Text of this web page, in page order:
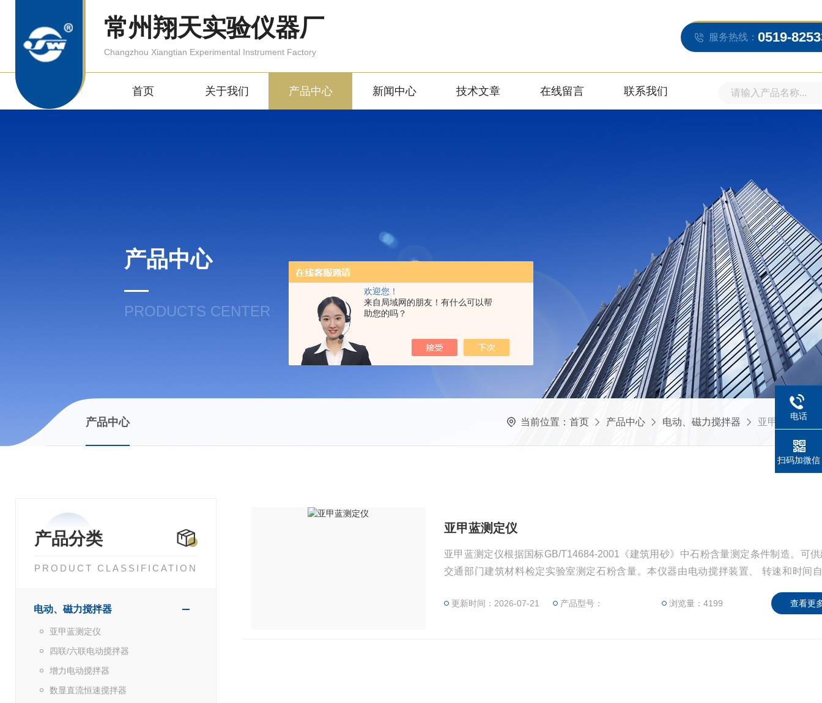
欢迎您！
来自局域网的朋友！有什么可以帮
助您的吗？
常州翔天实验仪器厂
Changzhou Xiangtian Experimental Instrument Factory
服务热线： 0519-
首页 关于我们 产品中心 新闻中心 技术文章 在线留言 联系我们
产品中心
PRODUCTS CENTER
产品中心 当前位置： 首页 产品中心 电动、磁力搅拌器 亚甲蓝测定仪
产品分类
PRODUCT CLASSIFICATION
电动、磁力搅拌器
亚甲蓝测定仪
四联/六联电动搅拌器
增力电动搅拌器
数显直流恒速搅拌器
亚甲蓝测定仪
亚甲蓝测定仪根据国标GB/T14684-2001《建筑用砂》中石粉含量测定条件制造。可
交通部门建筑材料检定实验室测定石粉含量。本仪器由电动搅拌装置、 转速和时间
实现规定的操作步骤，并数字显示时间和转速。
更新时间：2026-07-21 产品型号： 浏览量：4199 查看更
电话
扫码加微信